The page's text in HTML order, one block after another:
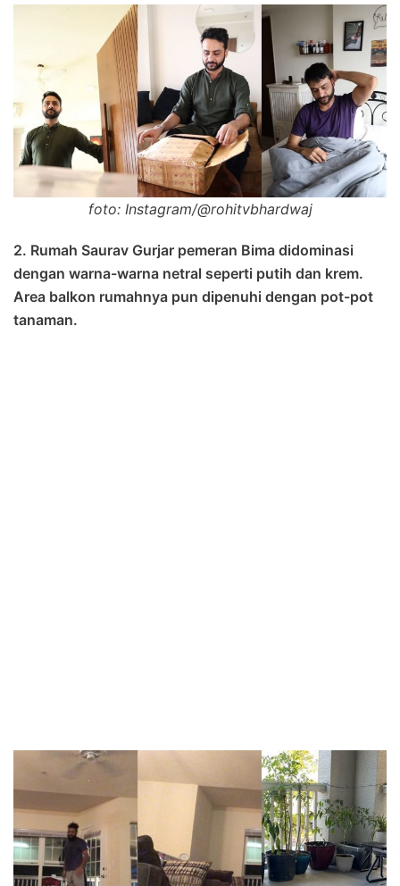
foto: Instagram/@rohitvbhardwaj
2. Rumah Saurav Gurjar pemeran Bima didominasi
dengan warna-warna netral seperti putih dan krem.
Area balkon rumahnya pun dipenuhi dengan pot-pot
tanaman.